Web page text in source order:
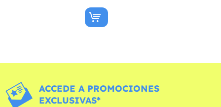
ACCEDE A PROMOCIONES
EXCLUSIVAS*